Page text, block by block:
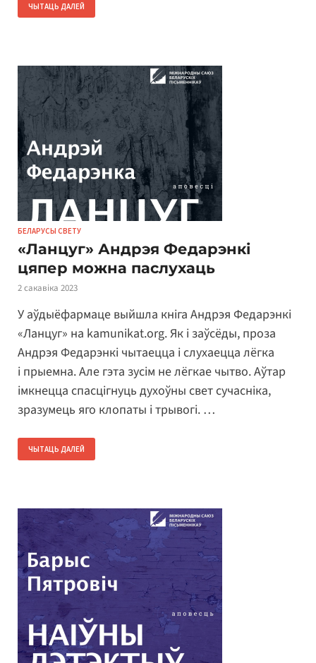
ЧЫТАЦЬ ДАЛЕЙ
БЕЛАРУСЫ СВЕТУ
«Ланцуг» Андрэя Федарэнкі
цяпер можна паслухаць
2 сакавіка 2023
У аўдыёфармаце выйшла кніга Андрэя Федарэнкі
«Ланцуг» на kamunikat.org. Як і заўсёды, проза
Андрэя Федарэнкі чытаецца і слухаецца лёгка
і прыемна. Але гэта зусім не лёгкае чытво. Аўтар
імкнецца спасцігнуць духоўны свет сучасніка,
зразумець яго клопаты і трывогі. …
ЧЫТАЦЬ ДАЛЕЙ